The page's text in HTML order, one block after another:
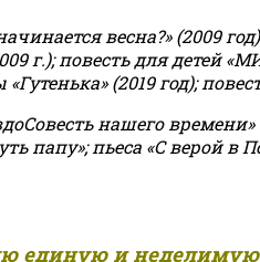
весна?» (2009
г.); повесть для детей
(2019 год);
нашего времени»
папу»; пьеса «С верой в
единую и